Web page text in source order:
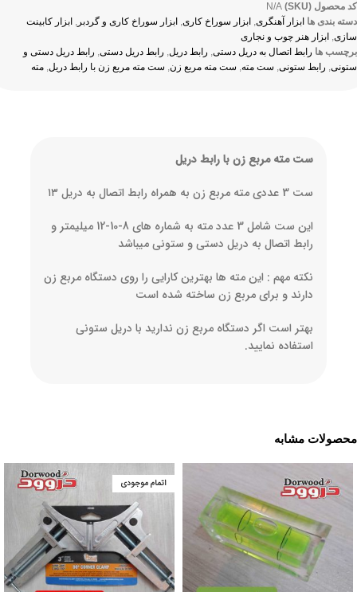
کد محصول (SKU)
N/A
دسته بندی ها ابزار آهنگری, ابزار سوراخ کاری, ابزار سوراخ کاری و گردبر , ابزار کابینت
سازی, ابزار هنر چوب و نجاری
برچسب ها رابط اتصال به دریل دستی, رابط دریل, رابط دریل دستی, رابط دریل دستی و
ستونی, رابط ستونی, ست مته, ست مته مربع زن, ست مته مربع زن با رابط دریل, مته
ست مته مربع زن با رابط دریل
ست 3 عددی مته مربع زن به همراه رابط اتصال به دریل ۱۳
این ست شامل 3 عدد مته به شماره های 8-10-12 میلیمتر و
رابط اتصال به دریل دستی و ستونی میباشد
نکته مهم : این مته ها بهترین کارایی را روی دستگاه مربع زن
دارند و برای مربع زن ساخته شده است
بهتر است اگر دستگاه مربع زن ندارید با دریل ستونی
استفاده نمایید.
محصولات مشابه
اتمام موجودی